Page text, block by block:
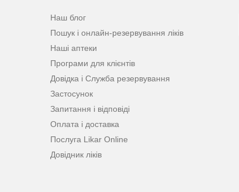
Наш блог
Пошук і онлайн-резервування ліків
Наші аптеки
Програми для клієнтів
Довідка і Служба резервування
Застосунок
Запитання і відповіді
Оплата і доставка
Послуга Likar Online
Довідник ліків